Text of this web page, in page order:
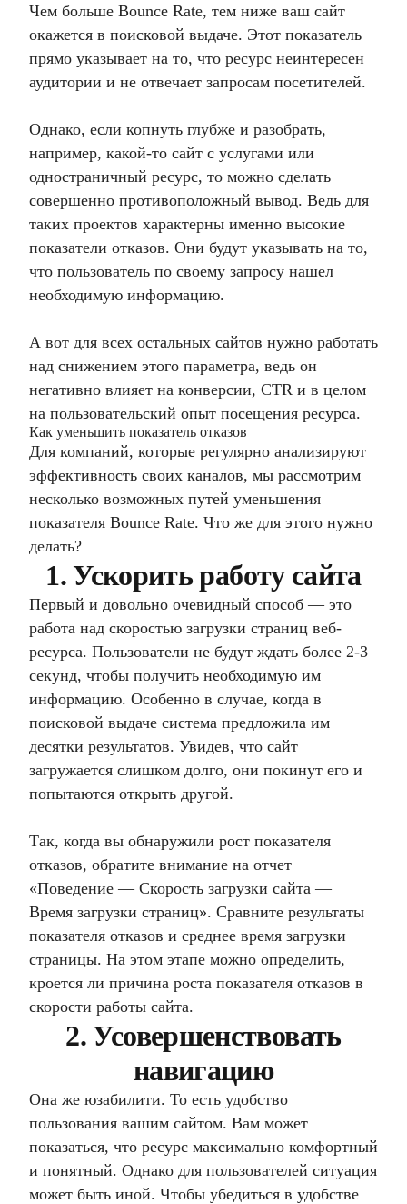
Чем больше Bounce Rate, тем ниже ваш сайт
окажется в поисковой выдаче. Этот показатель
прямо указывает на то, что ресурс неинтересен
аудитории и не отвечает запросам посетителей.
Однако, если копнуть глубже и разобрать,
например, какой-то сайт с услугами или
одностраничный ресурс, то можно сделать
совершенно противоположный вывод. Ведь для
таких проектов характерны именно высокие
показатели отказов. Они будут указывать на то,
что пользователь по своему запросу нашел
необходимую информацию.
А вот для всех остальных сайтов нужно работать
над снижением этого параметра, ведь он
негативно влияет на конверсии, CTR и в целом
на пользовательский опыт посещения ресурса.
Как уменьшить показатель отказов
Для компаний, которые регулярно анализируют
эффективность своих каналов, мы рассмотрим
несколько возможных путей уменьшения
показателя Bounce Rate. Что же для этого нужно
делать?
1. Ускорить работу сайта
Первый и довольно очевидный способ — это
работа над скоростью загрузки страниц веб-
ресурса. Пользователи не будут ждать более 2-3
секунд, чтобы получить необходимую им
информацию. Особенно в случае, когда в
поисковой выдаче система предложила им
десятки результатов. Увидев, что сайт
загружается слишком долго, они покинут его и
попытаются открыть другой.
Так, когда вы обнаружили рост показателя
отказов, обратите внимание на отчет
«Поведение — Скорость загрузки сайта —
Время загрузки страниц». Сравните результаты
показателя отказов и среднее время загрузки
страницы. На этом этапе можно определить,
кроется ли причина роста показателя отказов в
скорости работы сайта.
2. Усовершенствовать
навигацию
Она же юзабилити. То есть удобство
пользования вашим сайтом. Вам может
показаться, что ресурс максимально комфортный
и понятный. Однако для пользователей ситуация
может быть иной. Чтобы убедиться в удобстве